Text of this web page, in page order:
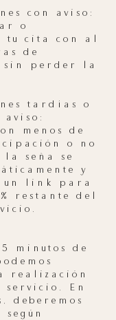
con aviso:
o
tu cita con al
de
perder la
tardías o
aviso:
menos de
o no
seña se
y
un link para
restante del
minutos de
realización
En
deberemos